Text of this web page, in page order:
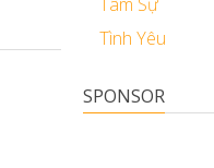
Tình Yêu
SPONSOR